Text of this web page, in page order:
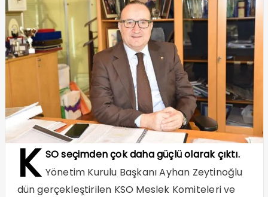
K SO seçimden çok daha güçlü olarak çıktı.
Yönetim Kurulu Başkanı Ayhan Zeytinoğlu
dün gerçekleştirilen KSO Meslek Komiteleri ve